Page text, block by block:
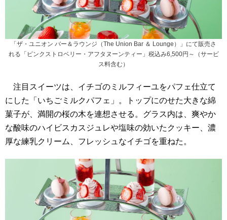
「ザ・ユニオン バー＆ラウンジ（The Union Bar ＆ Lounge）」にて販売さ
れる「ピンクストロベリー・アフタヌーンティー」税込み6,500円～（サービ
ス料含む）
注目スイーツは、イチゴのミルフィーユをパフェ仕立て
にした「いちごミルクパフェ」。トップにのせた大きな綿
菓子が、満開の桜の木を連想させる。グラス内は、爽やか
な酸味のハイビスカスジュレや塩味の効いたクッキー、濃
厚な練乳クリーム、フレッシュなイチゴを重ねた。